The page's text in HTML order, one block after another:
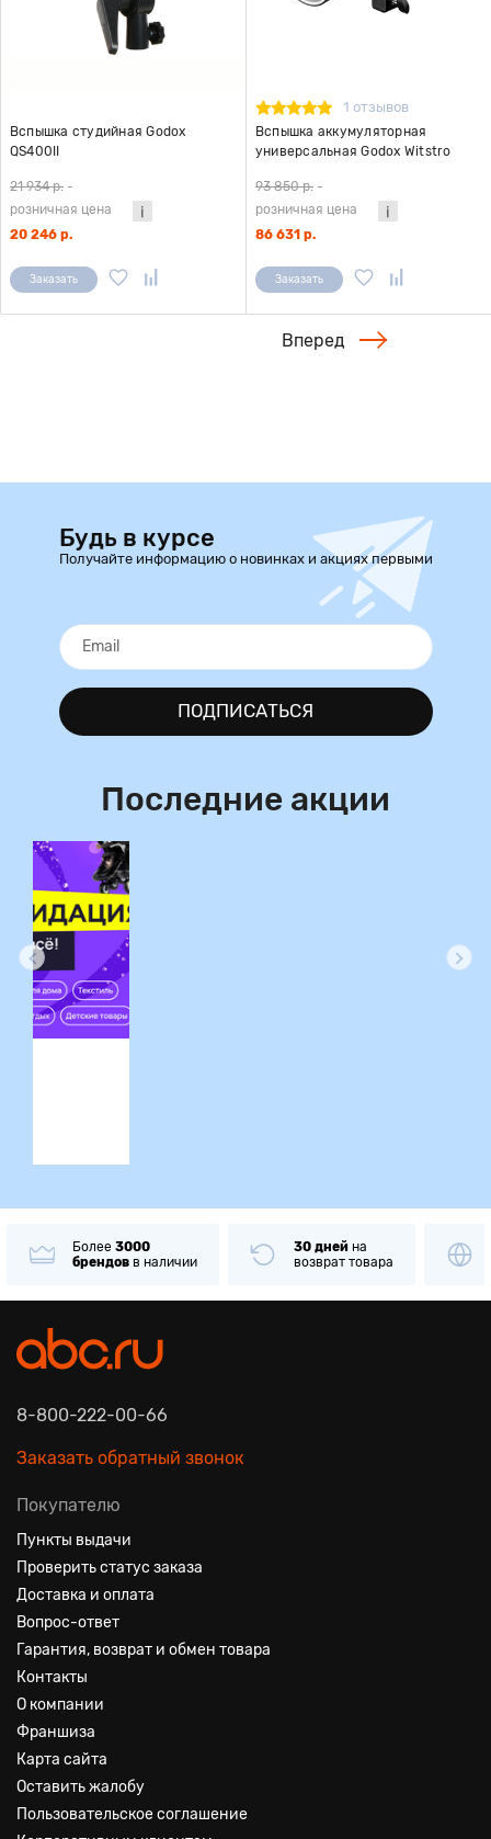
Вспышка студийная Godox
QS400II
21 934 р. -
розничная цена
20 246 р.
Заказать
1 отзывов
Вспышка аккумуляторная
универсальная Godox Witstro
93 850 р. -
розничная цена
86 631 р.
Заказать
Вперед
Будь в курсе
Получайте информацию о новинках и акциях первыми
ПОДПИСАТЬСЯ
Последние акции
Более 3000
брендов в наличии
30 дней на
возврат товара
8-800-222-00-66
Заказать обратный звонок
Покупателю
Пункты выдачи
Проверить статус заказа
Доставка и оплата
Вопрос-ответ
Гарантия, возврат и обмен товара
Контакты
О компании
Франшиза
Карта сайта
Оставить жалобу
Пользовательское соглашение